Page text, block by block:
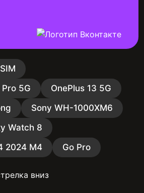
5G
OnePlus 13 5G
Sony WH-1000XM6
Watch 8
2024 M4
Go Pro